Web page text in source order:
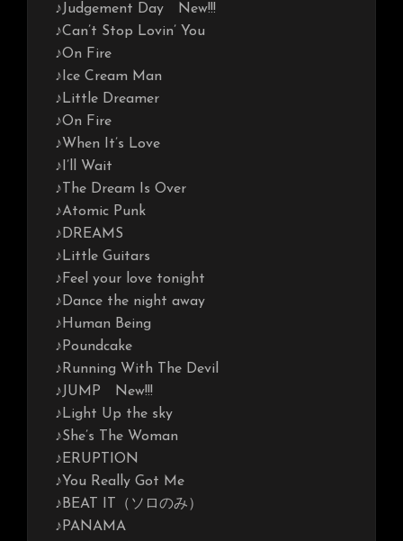
♪Judgement Day New!!!
♪Can’t Stop Lovin’ You
♪On Fire
♪Ice Cream Man
♪Little Dreamer
♪On Fire
♪When It’s Love
♪I’ll Wait
♪The Dream Is Over
♪Atomic Punk
♪DREAMS
♪Little Guitars
♪Feel your love tonight
♪Dance the night away
♪Human Being
♪Poundcake
♪Running With The Devil
♪JUMP New!!!
♪Light Up the sky
♪She’s The Woman
♪ERUPTION
♪You Really Got Me
♪BEAT IT（ソロのみ）
♪PANAMA